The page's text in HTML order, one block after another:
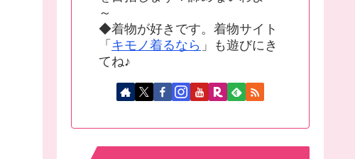
～
◆着物が好きです。着物サイト
「 キモノ着るなら 」も遊びにき
てね♪